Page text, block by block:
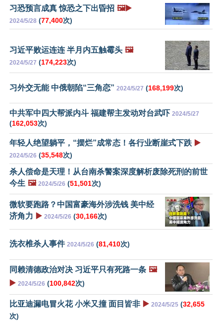
习恐预言成真 惊恐之下出昏招 🖼️▶️
2024/5/28 (77,400次)
习近平败运连连 半月内五触霉头 🖼️
2024/5/27 (174,223次)
习外交无能 中俄朝陷“三角恋” 2024/5/27 (168,199次)
中共军中四大帮派内斗 福建帮主发动对台武吓 2024/5/27
(162,053次)
年轻人绝望躺平，“摆烂”成常态！各行业断崖式下跌 ▶️
2024/5/26 (35,548次)
杀人偿命是天理！从台南杀警案深度解析废除死刑的前世
今生 🖼️ 2024/5/26 (51,501次)
微软要跑路？中国富豪海外涉洗钱 美中经
济角力 ▶️ 2024/5/26 (30,166次)
洗衣椎杀人事件 2024/5/26 (81,410次)
同赖清德政治对决 习近平只有死路一条 🖼️
▶️ 2024/5/26 (100,842次)
比亚迪漏电冒火花 小米又撞 面目皆非 ▶️ 2024/5/25 (32,655
次)